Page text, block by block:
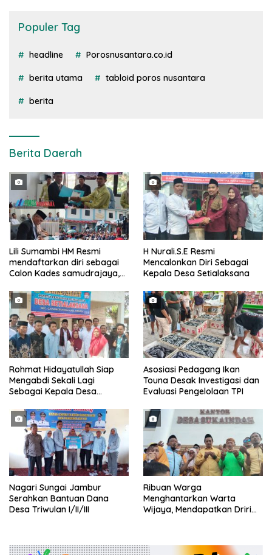
Populer Tag
headline Porosnusantara.co.id
berita utama tabloid poros nusantara
berita
Berita Daerah
Lili Sumambi HM Resmi
mendaftarkan diri sebagai
Calon Kades samudrajaya,
pendukungnya
H Nurali.S.E Resmi
Mencalonkan Diri Sebagai
Kepala Desa Setialaksana
Rohmat Hidayatullah Siap
Mengabdi Sekali Lagi
Sebagai Kepala Desa
Asosiasi Pedagang Ikan
Touna Desak Investigasi dan
Evaluasi Pengelolaan TPI
Nagari Sungai Jambur
Serahkan Bantuan Dana
Desa Triwulan I/II/III
Ribuan Warga
Menghantarkan Warta
Wijaya, Mendapatkan Driri